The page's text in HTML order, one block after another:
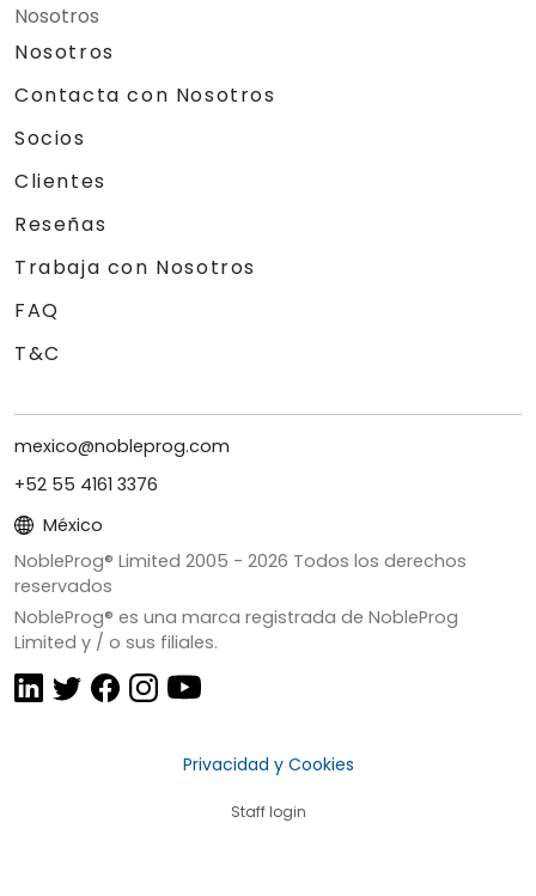
Nosotros
Nosotros
Contacta con Nosotros
Socios
Clientes
Reseñas
Trabaja con Nosotros
FAQ
T&C
mexico@nobleprog.com
+52 55 4161 3376
México
NobleProg® Limited 2005 - 2026 Todos los derechos
reservados
NobleProg® es una marca registrada de NobleProg
Limited y / o sus filiales.
Privacidad y Cookies
Staff login